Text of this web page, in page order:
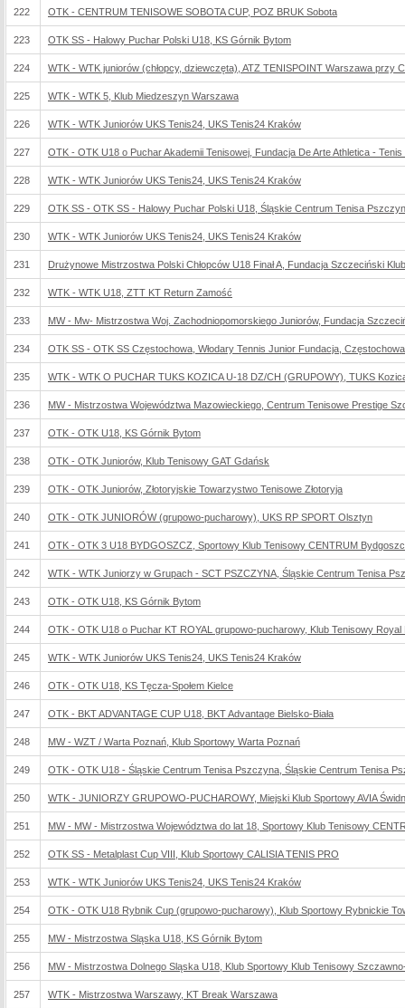
222 OTK - CENTRUM TENISOWE SOBOTA CUP, POZ BRUK Sobota
223 OTK SS - Halowy Puchar Polski U18, KS Górnik Bytom
224 WTK - WTK juniorów (chłopcy, dziewczęta), ATZ TENISPOINT Warszawa przy
225 WTK - WTK 5, Klub Miedzeszyn Warszawa
226 WTK - WTK Juniorów UKS Tenis24, UKS Tenis24 Kraków
227 OTK - OTK U18 o Puchar Akademii Tenisowej, Fundacja De Arte Athletica -
228 WTK - WTK Juniorów UKS Tenis24, UKS Tenis24 Kraków
229 OTK SS - OTK SS - Halowy Puchar Polski U18, Śląskie Centrum Tenisa
230 WTK - WTK Juniorów UKS Tenis24, UKS Tenis24 Kraków
231 Drużynowe Mistrzostwa Polski Chłopców U18 Finał A, Fundacja Szczeciński
232 WTK - WTK U18, ZTT KT Return Zamość
233 MW - Mw- Mistrzostwa Woj. Zachodniopomorskiego Juniorów, Fundacja
234 OTK SS - OTK SS Częstochowa, Włodary Tennis Junior Fundacja, Częstochowa
235 WTK - WTK O PUCHAR TUKS KOZICA U-18 DZ/CH (GRUPOWY), TUKS
236 MW - Mistrzostwa Województwa Mazowieckiego, Centrum Tenisowe Prestige
237 OTK - OTK U18, KS Górnik Bytom
238 OTK - OTK Juniorów, Klub Tenisowy GAT Gdańsk
239 OTK - OTK Juniorów, Złotoryjskie Towarzystwo Tenisowe Złotoryja
240 OTK - OTK JUNIORÓW (grupowo-pucharowy), UKS RP SPORT Olsztyn
241 OTK - OTK 3 U18 BYDGOSZCZ, Sportowy Klub Tenisowy CENTRUM
242 WTK - WTK Juniorzy w Grupach - SCT PSZCZYNA, Śląskie Centrum Tenisa
243 OTK - OTK U18, KS Górnik Bytom
244 OTK - OTK U18 o Puchar KT ROYAL grupowo-pucharowy, Klub Tenisowy Royal
245 WTK - WTK Juniorów UKS Tenis24, UKS Tenis24 Kraków
246 OTK - OTK U18, KS Tęcza-Społem Kielce
247 OTK - BKT ADVANTAGE CUP U18, BKT Advantage Bielsko-Biała
248 MW - WZT / Warta Poznań, Klub Sportowy Warta Poznań
249 OTK - OTK U18 - Śląskie Centrum Tenisa Pszczyna, Śląskie Centrum Tenisa
250 WTK - JUNIORZY GRUPOWO-PUCHAROWY, Miejski Klub Sportowy AVIA
251 MW - MW - Mistrzostwa Województwa do lat 18, Sportowy Klub Tenisowy
252 OTK SS - Metalplast Cup VIII, Klub Sportowy CALISIA TENIS PRO
253 WTK - WTK Juniorów UKS Tenis24, UKS Tenis24 Kraków
254 OTK - OTK U18 Rybnik Cup (grupowo-pucharowy), Klub Sportowy Rybnickie
255 MW - Mistrzostwa Sląska U18, KS Górnik Bytom
256 MW - Mistrzostwa Dolnego Sląska U18, Klub Sportowy Klub Tenisowy
257 WTK - Mistrzostwa Warszawy, KT Break Warszawa